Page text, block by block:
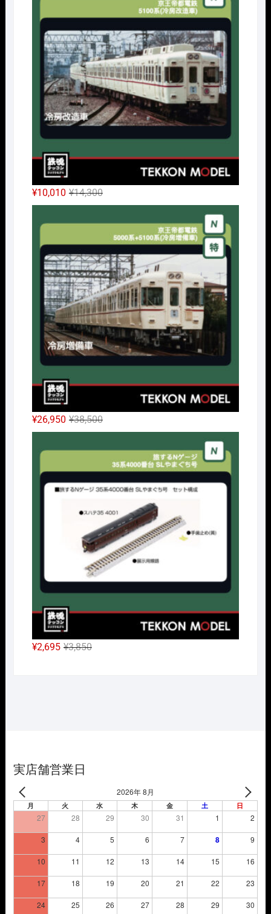
¥32,450
で
し
た。
は
¥24,338
で
す。
¥14,300元
の
価
¥14,300
で
し
た。
¥10,010
現
在
の
は
¥10,010
で
す。
¥38,500元
の
価
¥38,500
し
た。
¥26,950
現
在
の
は
で
す。
¥3,850元
¥2,695
現
実店舗営業日
2026年 8月
月 火 水 木 金 土 日
27 28 29 30 31 1 2
3 4 5 6 7 8 9
10 11 12 13 14 15 16
17 18 19 20 21 22 23
24 25 26 27 28 29 30